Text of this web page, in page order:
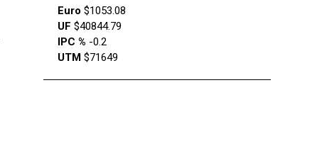
Euro $1053.08
UF $40844.79
IPC % -0.2
UTM $71649